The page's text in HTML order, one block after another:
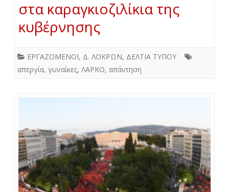
στα καραγκιοζιλίκια της
κυβέρνησης
ΕΡΓΑΖΟΜΕΝΟΙ, Δ. ΛΟΚΡΩΝ, ΔΕΛΤΙΑ ΤΥΠΟΥ
απεργία, γυναίκες, ΛΑΡΚΟ, απάντηση